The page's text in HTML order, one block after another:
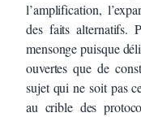
l’amplification,
des faits alternatifs.
mensonge puisque
ouvertes que de
sujet qui ne soit pas
au crible des